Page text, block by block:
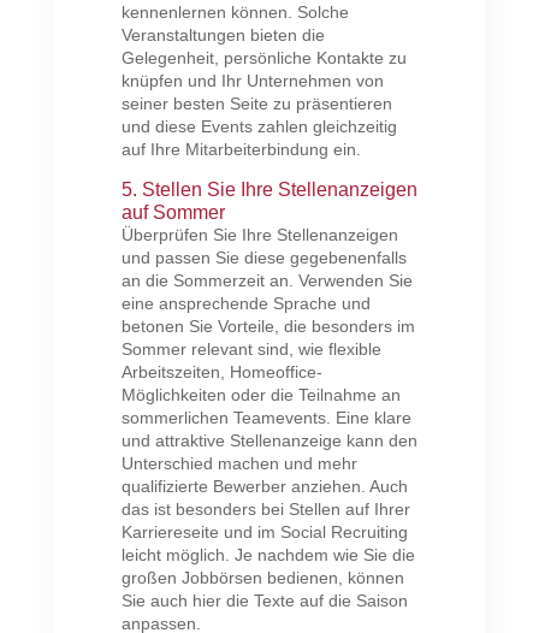
kennenlernen können. Solche
Veranstaltungen bieten die
Gelegenheit, persönliche Kontakte zu
knüpfen und Ihr Unternehmen von
seiner besten Seite zu präsentieren
und diese Events zahlen gleichzeitig
auf Ihre Mitarbeiterbindung ein.
5. Stellen Sie Ihre Stellenanzeigen
auf Sommer
Überprüfen Sie Ihre Stellenanzeigen
und passen Sie diese gegebenenfalls
an die Sommerzeit an. Verwenden Sie
eine ansprechende Sprache und
betonen Sie Vorteile, die besonders im
Sommer relevant sind, wie flexible
Arbeitszeiten, Homeoffice-
Möglichkeiten oder die Teilnahme an
sommerlichen Teamevents. Eine klare
und attraktive Stellenanzeige kann den
Unterschied machen und mehr
qualifizierte Bewerber anziehen. Auch
das ist besonders bei Stellen auf Ihrer
Karriereseite und im Social Recruiting
leicht möglich. Je nachdem wie Sie die
großen Jobbörsen bedienen, können
Sie auch hier die Texte auf die Saison
anpassen.